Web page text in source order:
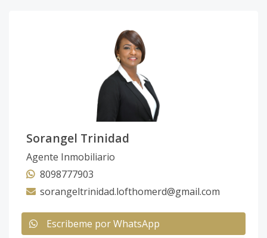
Sorangel Trinidad
Agente Inmobiliario
8098777903
sorangeltrinidad.lofthomerd@gmail.com
Escribeme por WhatsApp